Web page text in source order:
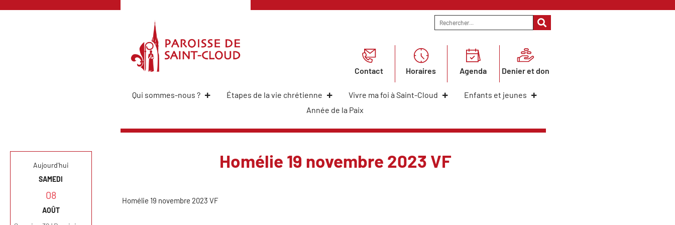
Contact Horaires Agenda Denier et don
Qui sommes-nous ? Étapes de la vie chrétienne Vivre ma foi à Saint-Cloud
Enfants et jeunes
Année de la Paix
Aujourd'hui
SAMEDI
08
AOÛT
Homélie 19 novembre 2023 VF
Homélie 19 novembre 2023 VF